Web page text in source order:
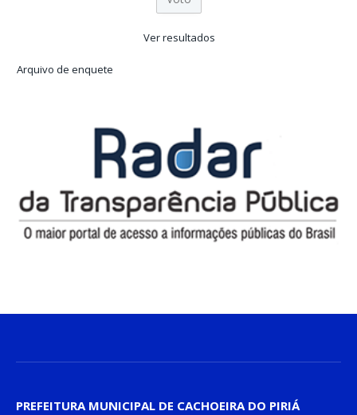
Ver resultados
Arquivo de enquete
PREFEITURA MUNICIPAL DE CACHOEIRA DO PIRIÁ